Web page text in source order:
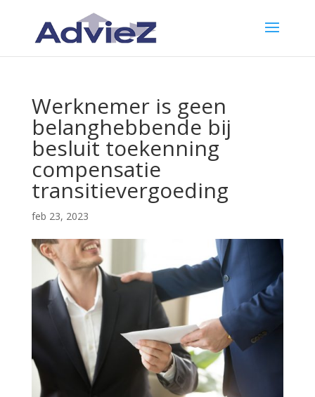
Werknemer is geen
belanghebbende bij
besluit toekenning
compensatie
transitievergoeding
feb 23, 2023